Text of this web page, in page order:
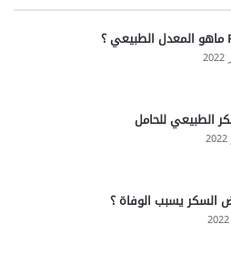
الطبيعي للحامل
السكر يسبب الوفاة ؟